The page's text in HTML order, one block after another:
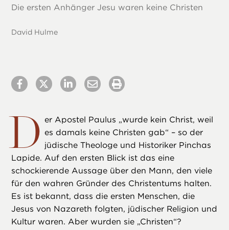
Die ersten Anhänger Jesu waren keine Christen
David Hulme
D er Apostel Paulus „wurde kein Christ, weil
es damals keine Christen gab“ – so der
jüdische Theologe und Historiker Pinchas
Lapide. Auf den ersten Blick ist das eine
schockierende Aussage über den Mann, den viele
für den wahren Gründer des Christentums halten.
Es ist bekannt, dass die ersten Menschen, die
Jesus von Nazareth folgten, jüdischer Religion und
Kultur waren. Aber wurden sie „Christen“?